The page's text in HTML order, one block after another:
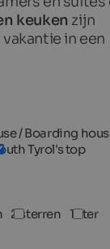
keuken zijn
in een
/ Boarding
Tyrol's top
2 sterren 1 ster